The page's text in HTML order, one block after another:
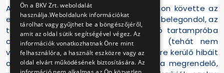
Aki az Alstom járművek kapcsán nyomon követte az
eddigi történéseket, vagy csak reálisan belegondol, az
tudja, hogy a tesztelés, így az utolsó tartampróba
célja éppen az, hogy a prototípus (tehát nem
végleges) szerelvény esetleges, felszínre kerülő hibáit
a szakemberek (mind a gyártó, mind a megrendelő,
Ön a BKV Zrt. weboldalát
használja.Weboldalunk információkat
tárolhat vagy gyűjthet be a böngészőjéről,
amit az oldal sütik segítségével végez. Az
információk vonatkozhatnak Önre mint
felhasználóra, a használt eszközre vagy az
oldal elvárt működésének biztosítására. Az